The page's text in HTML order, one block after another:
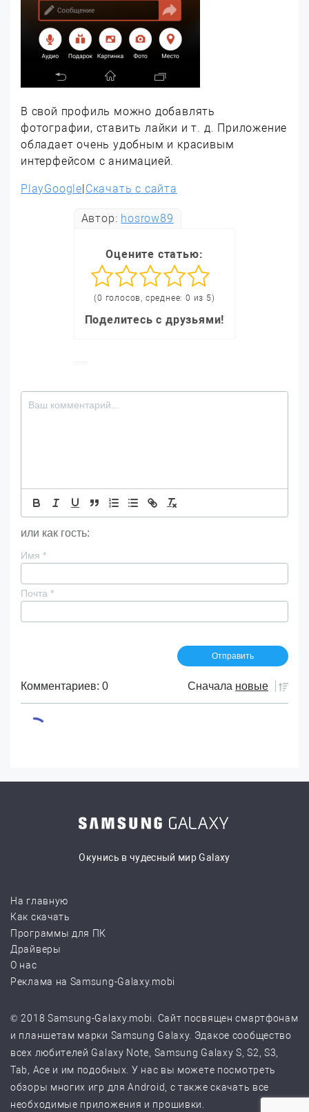
В свой профиль можно добавлять
фотографии, ставить лайки и т. д. Приложение
обладает очень удобным и красивым
интерфейсом с анимацией.
PlayGoogle|Скачать с сайта
Автор: hosrow89
Оцените статью:
(0 голосов, среднее: 0 из 5)
Поделитесь с друзьями!
или как гость:
Имя *
Почта *
Комментариев: 0 Сначала новые
Окунись в чудесный мир Galaxy
На главную
Как скачать
Программы для ПК
Драйверы
О нас
Реклама на Samsung-Galaxy.mobi
© 2018 Samsung-Galaxy.mobi. Сайт посвящен смартфонам
и планшетам марки Samsung Galaxy. Эдакое сообщество
всех любителей Galaxy Note, Samsung Galaxy S, S2, S3,
Tab, Ace и им подобных. У нас вы можете посмотреть
обзоры многих игр для Android, с также скачать все
необходимые приложения и прошивки.